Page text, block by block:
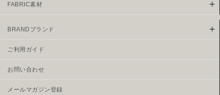
FABRIC素材
BRANDブランド
ご利用ガイド
お問い合わせ
メールマガジン登録